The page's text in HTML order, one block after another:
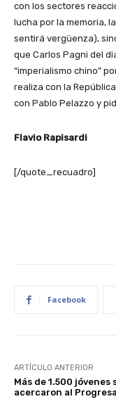
con los sectores
lucha por la memoria,
sentirá vergüenza),
que Carlos Pagni del
“imperialismo chino”
realiza con la
con Pablo Pelazzo y
Flavio Rapisardi
[/quote_recuadro]
Facebook
ARTÍCULO ANTERIOR
Más de 1.500 jóvenes
acercaron al